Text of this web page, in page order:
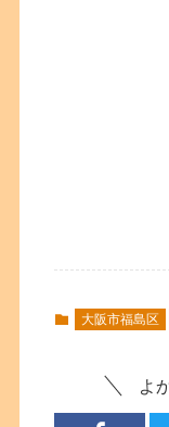
大阪市福島区
よ